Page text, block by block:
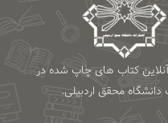
کتاب های چاپ شده در
دانشگاه محقق اردبیلی.